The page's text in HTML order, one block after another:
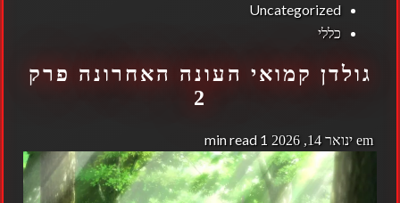
Uncategorized
כללי
גולדן קמואי העונה האחרונה פרק
2
ינואר 14, 2026 1 min read